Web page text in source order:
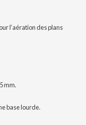
l’aération des plans
mm.
base lourde.